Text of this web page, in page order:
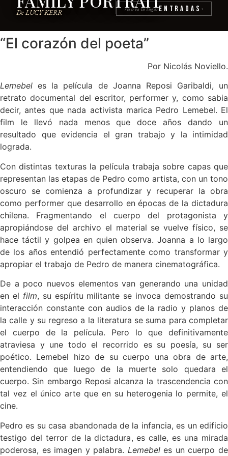
De LUCY KERR
reserva tu lugarEntradas ›
“El corazón del poeta”
Por Nicolás Noviello.
Lemebel es la película de Joanna Reposi Garibaldi, un
retrato documental del escritor, performer y, como sabia
decir, antes que nada activista marica Pedro Lemebel. El
film le llevó nada menos que doce años dando un
resultado que evidencia el gran trabajo y la intimidad
lograda.
Con distintas texturas la película trabaja sobre capas que
representan las etapas de Pedro como artista, con un tono
oscuro se comienza a profundizar y recuperar la obra
como performer que desarrollo en épocas de la dictadura
chilena. Fragmentando el cuerpo del protagonista y
apropiándose del archivo el material se vuelve físico, se
hace táctil y golpea en quien observa. Joanna a lo largo
de los años entendió perfectamente como transformar y
apropiar el trabajo de Pedro de manera cinematográfica.
De a poco nuevos elementos van generando una unidad
en el film, su espíritu militante se invoca demostrando su
interacción constante con audios de la radio y planos de
la calle y su regreso a la literatura se suma para completar
el cuerpo de la película. Pero lo que definitivamente
atraviesa y une todo el recorrido es su poesía, su ser
poético. Lemebel hizo de su cuerpo una obra de arte,
entendiendo que luego de la muerte solo quedara el
cuerpo. Sin embargo Reposi alcanza la trascendencia con
tal vez el único arte que en su heterogenia lo permite, el
cine.
Pedro es su casa abandonada de la infancia, es un edificio
testigo del terror de la dictadura, es calle, es una mirada
poderosa, es imagen y palabra. Lemebeles un cuerpo de